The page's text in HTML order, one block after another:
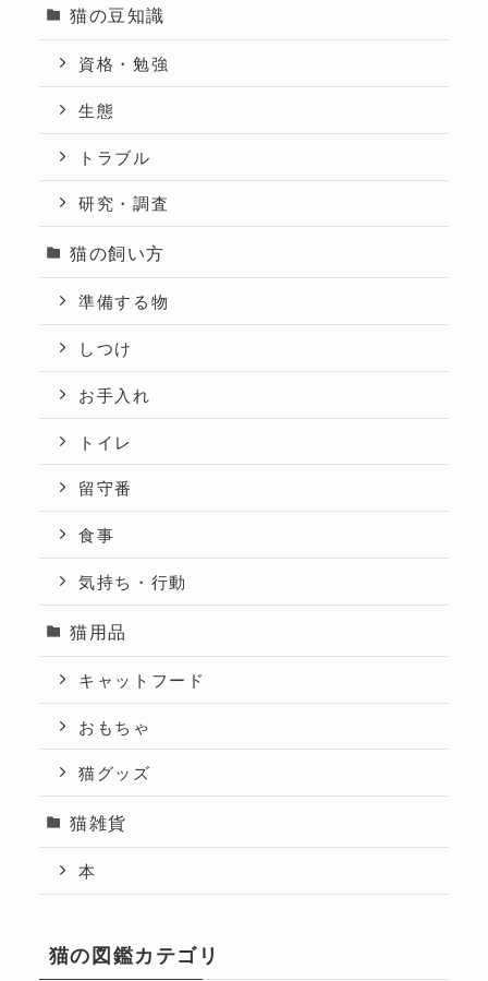
猫の豆知識
資格・勉強
生態
トラブル
研究・調査
猫の飼い方
準備する物
しつけ
お手入れ
トイレ
留守番
食事
気持ち・行動
猫用品
キャットフード
おもちゃ
猫グッズ
猫雑貨
本
猫の図鑑カテゴリ